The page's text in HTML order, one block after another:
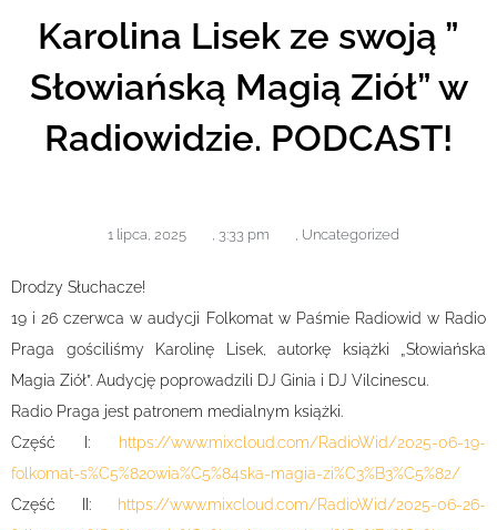
Karolina Lisek ze swoją ”
Słowiańską Magią Ziół” w
Radiowidzie. PODCAST!
1 lipca, 2025 3:33 pm Uncategorized
Drodzy Słuchacze!
19 i 26 czerwca w audycji Folkomat w Paśmie Radiowid w Radio
Praga gościliśmy Karolinę Lisek, autorkę książki „Słowiańska
Magia Ziół”. Audycję poprowadzili DJ Ginia i DJ Vilcinescu.
Radio Praga jest patronem medialnym książki.
Część I: https://www.mixcloud.com/RadioWid/2025-06-19-
folkomat-s%C5%82owia%C5%84ska-magia-zi%C3%B3%C5%82/
Część II: https://www.mixcloud.com/RadioWid/2025-06-26-